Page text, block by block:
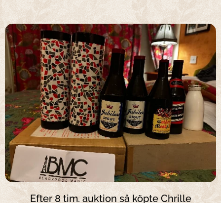
Efter 8 tim. auktion så köpte Chrille